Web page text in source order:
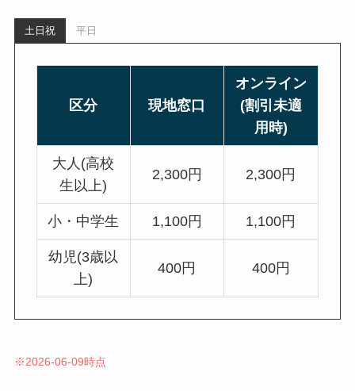
土日祝 平日
区分 現地窓口
オンライン
(割引未適
用時)
大人(高校
生以上)
2,300円 2,300円
小・中学生 1,100円 1,100円
幼児(3歳以
上)
400円 400円
※2026-06-09時点